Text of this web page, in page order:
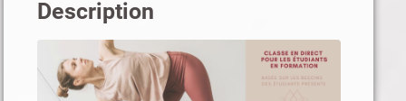
Description